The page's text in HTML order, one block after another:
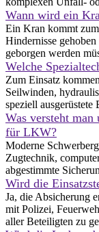
Wann wird ein
Ein Kran kommt
Hindernisse
geborgen werden
Welche
Zum Einsatz
Seilwinden,
speziell ausgerüstete
Was versteht man
für LKW?
Moderne
Zugtechnik,
abgestimmte
Wird die
Ja, die Absicherung
mit Polizei,
aller Beteiligten zu